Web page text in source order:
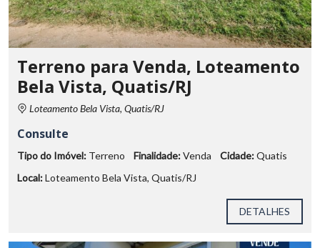
Terreno para Venda, Loteamento
Bela Vista, Quatis/RJ
Loteamento Bela Vista, Quatis/RJ
Consulte
Tipo do Imóvel: Terreno Finalidade:Venda Cidade:Quatis
Local:Loteamento Bela Vista, Quatis/RJ
DETALHES